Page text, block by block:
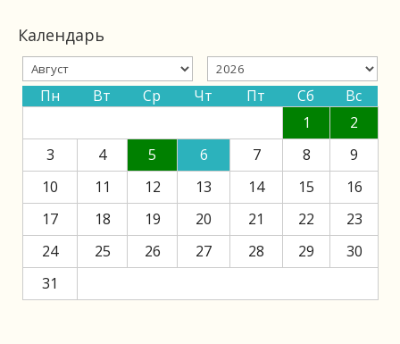
Календарь
Пн Вт Ср Чт Пт Сб
Вс
1
2
3
4 5 6 7 8
9
10
11 12 13 14 15
16
17
18 19 20 21 22
23
24
25 26 27 28 29
30
31